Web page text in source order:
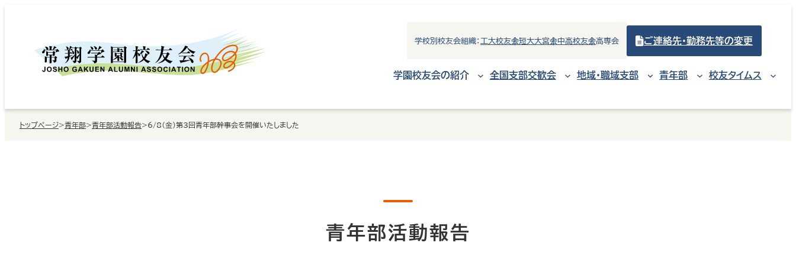
学校別校友会組織： 工大校友会短大大宮会中高校友会高専会 ご連絡先・勤務先等の変更
学園校友会の紹介 全国支部交歓会 地域・職域支部 青年部 校友タイムス
トップページ>青年部>青年部活動報告>6/8（金）第3回青年部幹事会を開催いたしました
青年部活動報告